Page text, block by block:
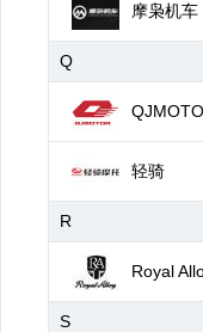
摩枭机车
Q
轻骑
R
Royal
S